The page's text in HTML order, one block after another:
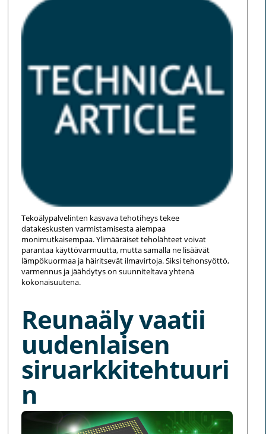
Tekoälypalvelinten kasvava tehotiheys tekee
datakeskusten varmistamisesta aiempaa
monimutkaisempaa. Ylimääräiset teholähteet voivat
parantaa käyttövarmuutta, mutta samalla ne lisäävät
lämpökuormaa ja häiritsevät ilmavirtoja. Siksi tehonsyöttö,
varmennus ja jäähdytys on suunniteltava yhtenä
kokonaisuutena.
Reunaäly vaatii
uudenlaisen
siruarkkitehtuuri
n